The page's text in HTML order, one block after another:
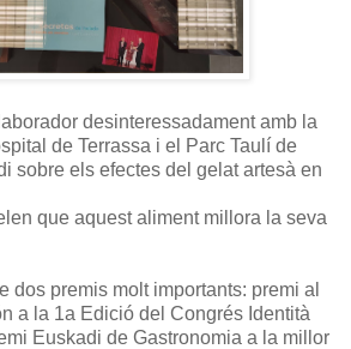
desinteressadament amb la
de Terrassa i el Parc Taulí de
sobre els efectes del gelat artesà en
que aquest aliment millora la seva
dos premis molt importants: premi al
a la 1a Edició del Congrés Identità
Euskadi de Gastronomia a la millor